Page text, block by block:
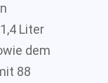
Liter
dem
88